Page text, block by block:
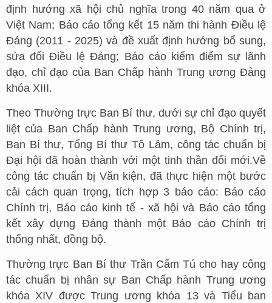
định hướng xã hội chủ nghĩa trong 40 năm qua ở
Việt Nam; Báo cáo tổng kết 15 năm thi hành Điều lệ
Đảng (2011 - 2025) và đề xuất định hướng bổ sung,
sửa đổi Điều lệ Đảng; Báo cáo kiểm điểm sự lãnh
đạo, chỉ đạo của Ban Chấp hành Trung ương Đảng
khóa XIII.
Theo Thường trực Ban Bí thư, dưới sự chỉ đạo quyết
liệt của Ban Chấp hành Trung ương, Bộ Chính trị,
Ban Bí thư, Tổng Bí thư Tô Lâm, công tác chuẩn bị
Đại hội đã hoàn thành với một tinh thần đổi mới.Về
công tác chuẩn bị Văn kiện, đã thực hiện một bước
cải cách quan trọng, tích hợp 3 báo cáo: Báo cáo
Chính trị, Báo cáo kinh tế - xã hội và Báo cáo tổng
kết xây dựng Đảng thành một Báo cáo Chính trị
thống nhất, đồng bộ.
Thường trực Ban Bí thư Trần Cẩm Tú cho hay công
tác chuẩn bị nhân sự Ban Chấp hành Trung ương
khóa XIV được Trung ương khóa 13 và Tiểu ban